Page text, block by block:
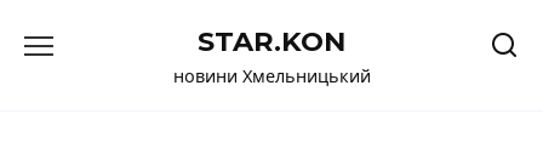
до
STAR.KON
новини Хмельницький